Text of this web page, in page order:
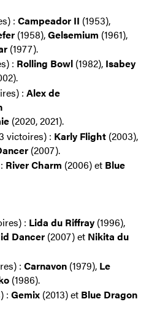
: Campeador II (1953),
(1958),Gelsemium (1961),
(1977).
: Rolling Bowl(1982), Isabey
: Alex de
(2020, 2021).
victoires) : Karly Flight(2003),
(2007).
River Charm (2006) et Blue
: Lida du Riffray(1996),
Dancer(2007) et Nikita du
: Carnavon(1979), Le
(1986).
: Gemix(2013) et Blue Dragon